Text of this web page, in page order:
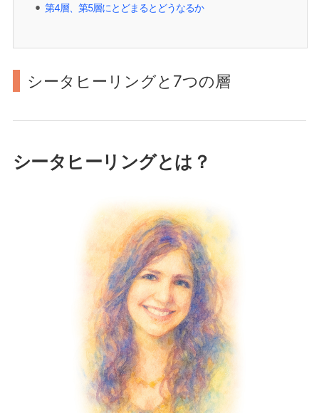
⚫︎ 第4層、第5層にとどまるとどうなるか
シータヒーリングと7つの層
シータヒーリングとは？